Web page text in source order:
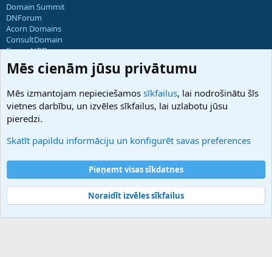
Domain Summit
DNForum
Acorn Domains
ConsultDomain
ForumNDD
Domainforum.ro
27.be
Hostmaria
Atbalsts
Palīdzība
Noteikumi un nosacījumi
Privātuma politika
Community platform by XenForo® © 2010-2025 XenForo Ltd.
Mēs cienām jūsu privātumu
Mēs izmantojam nepieciešamos sīkfailus, lai nodrošinātu šīs
vietnes darbību, un izvēles sīkfailus, lai uzlabotu jūsu
pieredzi.
Skatīt papildu informāciju un konfigurēt savas preferences
Pieņemt visas sīkdatnes
Noraidīt izvēles sīkfailus